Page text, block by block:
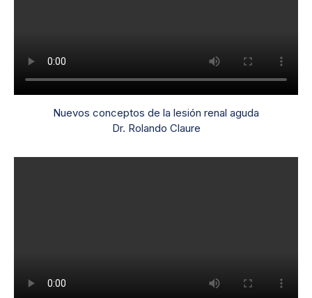
Nuevos conceptos de la lesión renal aguda
Dr. Rolando Claure